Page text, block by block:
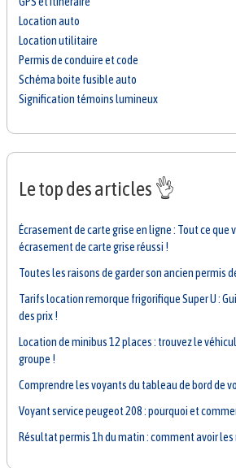
Location auto
Location utilitaire
Permis de conduire et code
Schéma boite fusible auto
Signification témoins lumineux
Le top des articles 👌
Écrasement de carte grise en ligne : Tout ce que
écrasement de carte grise réussi !
Toutes les raisons de garder son ancien permis
Tarifs location remorque frigorifique Super U :
des prix !
Location de minibus 12 places : trouvez le
groupe !
Comprendre les voyants du tableau de bord de
Voyant service peugeot 208 : pourquoi et
Résultat permis 1h du matin : comment avoir